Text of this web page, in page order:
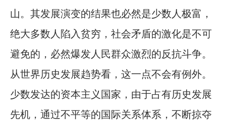
山。其发展演变的结果也必然是少数人极富，
绝大多数人陷入贫穷，社会矛盾的激化是不可
避免的，必然爆发人民群众激烈的反抗斗争。
从世界历史发展趋势看，这一点不会有例外。
少数发达的资本主义国家，由于占有历史发展
先机，通过不平等的国际关系体系，不断掠夺